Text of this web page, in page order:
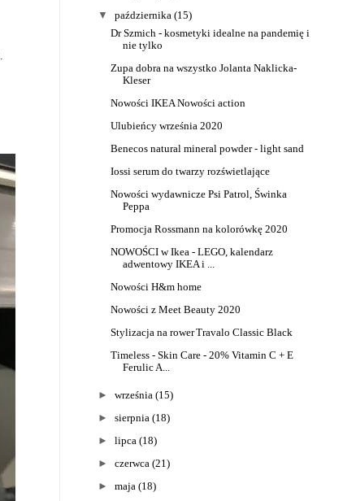
▼
października (15)
Dr Szmich - kosmetyki idealne na pandemię i
nie tylko
Zupa dobra na wszystko Jolanta Naklicka-
Kleser
Nowości IKEA Nowości action
Ulubieńcy września 2020
Benecos natural mineral powder - light sand
Iossi serum do twarzy rozświetlające
Nowości wydawnicze Psi Patrol, Świnka
Peppa
Promocja Rossmann na kolorówkę 2020
NOWOŚCI w Ikea - LEGO, kalendarz
adwentowy IKEA i ...
Nowości H&m home
Nowości z Meet Beauty 2020
Stylizacja na rowerTravalo Classic Black
Timeless - Skin Care - 20% Vitamin C + E
Ferulic A...
► września (15)
► sierpnia (18)
► lipca (18)
► czerwca (21)
► maja (18)